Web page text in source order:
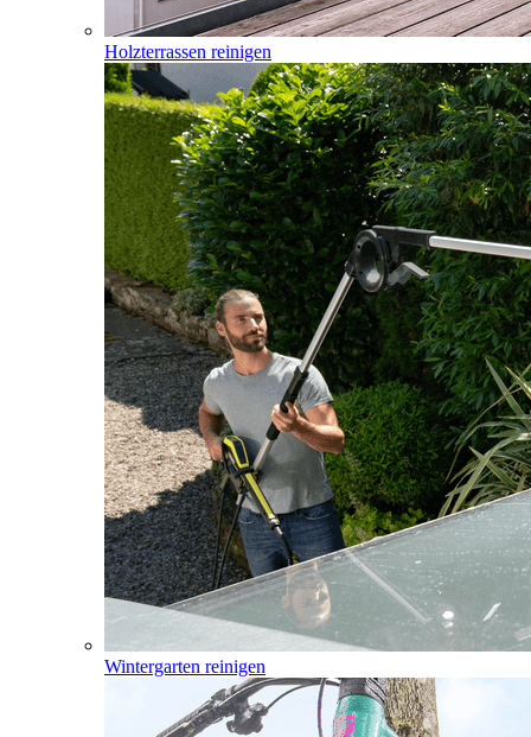
Holzterrassen reinigen
Wintergarten reinigen